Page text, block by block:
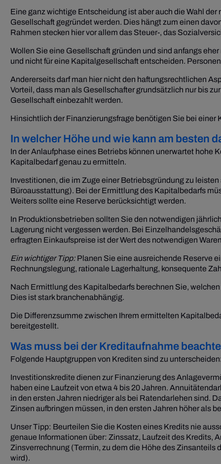
Eine ganz wichtige Entscheidung ist aber auch die Wahl
Gesellschaft gegründet werden. Dies hängt zum einen
Rahmen stecken hier vor allem das Steuer-, das
Wollen Sie eine Gesellschaft gründen und sind anfangs
und nicht für eine Kapitalgesellschaft entscheiden.
Andererseits darf man hier nicht den haftungsrechtlichen
Vorteil, dass man als Gesellschafter grundsätzlich nur bis
Gesellschaft einbezahlt werden.
Hinsichtlich der Finanzierungsfrage benötigen Sie bei einer
In welcher Höhe und wie kann am besten
In der Anlaufphase eines Betriebs können unerwartet hohe
Kapitalbedarf genau zu ermitteln.
Investitionen, die im Zuge einer Betriebsgründung zu
Büroausstattung). Bei der Ermittlung des Kapitalbedarfs
Weiters sollte eine Reserve berücksichtigt werden.
In Produktionsbetrieben sollten Sie den notwendigen
Lagerung nicht vergessen werden. Bei
erfragten Einkaufspreise ist der Wert des notwendigen
Ein wichtiger Tipp: Planen Sie eine ausreichende Reserve
Rechnungslegung, rationale Lagerhaltung, konsequente
Nach Ermittlung des Kapitalbedarfs berechnen Sie,
Dies ist stark branchenabhängig.
Die Differenzsumme zwischen Ihrem ermittelten
bereitgestellt.
Was muss bei der Kreditaufnahme
Folgende Hauptgruppen von Krediten sind zu
Investitionskredite dienen zur Finanzierung des
haben eine Laufzeit von etwa 4 bis 20 Jahren.
in den ersten Jahren niedriger als bei Ratendarlehen sind.
Zinsen aufbringen müssen, in den ersten Jahren höher als
Unser Tipp: Beurteilen Sie die Kosten eines Kredits nie
genaue Informationen über: Zinssatz, Laufzeit des Kredits,
Zinsverrechnung (Termin, zu dem die Höhe des
wird).